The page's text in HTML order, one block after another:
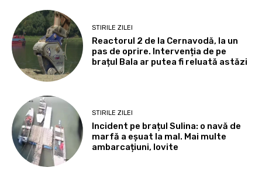
STIRILE ZILEI
Reactorul 2 de la Cernavodă, la un
pas de oprire. Intervenția de pe
brațul Bala ar putea fi reluată astăzi
STIRILE ZILEI
Incident pe brațul Sulina: o navă de
marfă a eșuat la mal. Mai multe
ambarcațiuni, lovite